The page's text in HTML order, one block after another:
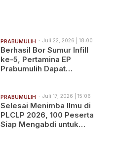
PRABUMULIH Juli 22, 2026 | 18:00
Berhasil Bor Sumur Infill
ke-5, Pertamina EP
Prabumulih Dapat
BOPD
PRABUMULIH Juli 17, 2026 | 15:06
Selesai Menimba Ilmu di
PLCLP 2026, 100 Peserta
Siap Mengabdi untuk